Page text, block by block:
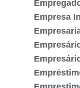
Empresa